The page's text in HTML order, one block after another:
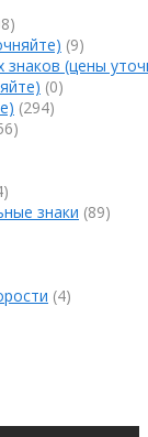
(9)
(цены
(0)
(294)
знаки (89)
(4)